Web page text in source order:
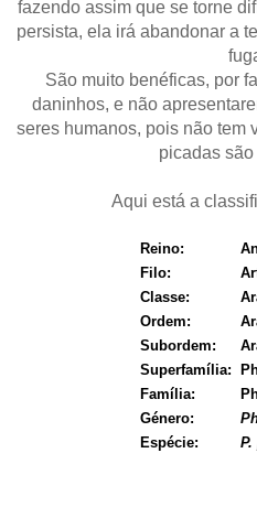
fazendo assim que se torne
persista, ela irá abandonar a
São muito benéficas, por
daninhos, e não
seres humanos, pois não tem
picadas
Aqui está a
Reino:
Filo:
Classe:
Ordem:
Subordem:
Superfamília:
Família:
Género:
Espécie: